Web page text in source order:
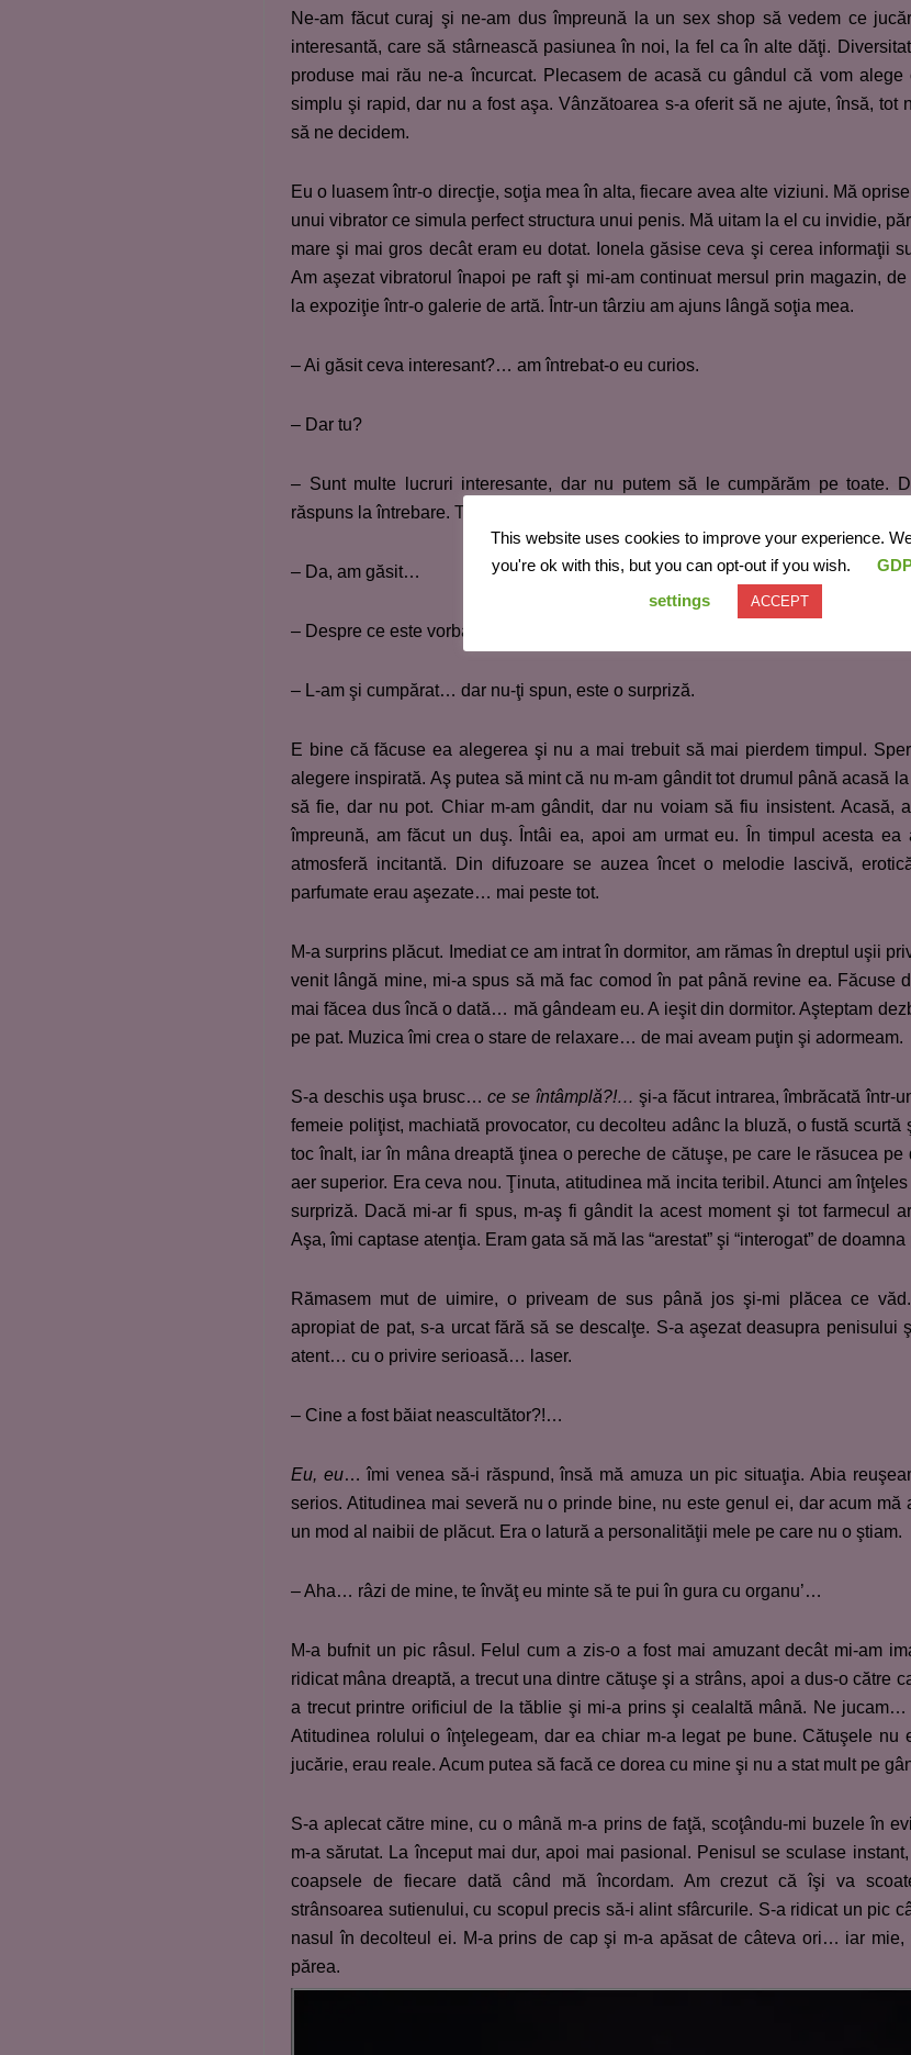
Ne-am făcut curaj şi ne-am dus împreună la un sex shop să vedem ce
interesantă, care să stârnească pasiunea în noi, la fel ca în alte dăţi.
produse mai rău ne-a încurcat. Plecasem de acasă cu gândul că vom alege
simplu şi rapid, dar nu a fost aşa. Vânzătoarea s-a oferit să ne ajute, însă, tot
să ne decidem.
Eu o luasem într-o direcţie, soţia mea în alta, fiecare avea alte viziuni. Mă
unui vibrator ce simula perfect structura unui penis. Mă uitam la el cu invidie,
mare şi mai gros decât eram eu dotat. Ionela găsise ceva şi cerea informaţii
Am aşezat vibratorul înapoi pe raft şi mi-am continuat mersul prin magazin, de
la expoziţie într-o galerie de artă. Într-un târziu am ajuns lângă soţia mea.
– Ai găsit ceva interesant?… am întrebat-o eu curios.
– Dar tu?
– Sunt multe lucruri interesante, dar nu putem să le cumpărăm pe toate.
răspuns la întrebare. Tu ai găsit ceva?
– Da, am găsit…
– Despre ce este vorba?
– L-am şi cumpărat… dar nu-ţi spun, este o surpriză.
E bine că făcuse ea alegerea şi nu a mai trebuit să mai pierdem timpul.
alegere inspirată. Aş putea să mint că nu m-am gândit tot drumul până acasă
să fie, dar nu pot. Chiar m-am gândit, dar nu voiam să fiu insistent. Acasă,
împreună, am făcut un duş. Întâi ea, apoi am urmat eu. În timpul acesta ea
atmosferă incitantă. Din difuzoare se auzea încet o melodie lascivă,
parfumate erau aşezate… mai peste tot.
M-a surprins plăcut. Imediat ce am intrat în dormitor, am rămas în dreptul uşii
venit lângă mine, mi-a spus să mă fac comod în pat până revine ea. Făcuse
mai făcea dus încă o dată… mă gândeam eu. A ieşit din dormitor. Aşteptam
pe pat. Muzica îmi crea o stare de relaxare… de mai aveam puţin şi adormeam.
S-a deschis uşa brusc…ce se întâmplă?!… şi-a făcut intrarea, îmbrăcată într-
femeie poliţist, machiată provocator, cu decolteu adânc la bluză, o fustă scurtă
toc înalt, iar în mâna dreaptă ţinea o pereche de cătuşe, pe care le răsucea pe
aer superior. Era ceva nou. Ţinuta, atitudinea mă incita teribil. Atunci am
surpriză. Dacă mi-ar fi spus, m-aş fi gândit la acest moment şi tot farmecul
Aşa, îmi captase atenţia. Eram gata să mă las “arestat” şi “interogat” de doamna
Rămasem mut de uimire, o priveam de sus până jos şi-mi plăcea ce
apropiat de pat, s-a urcat fără să se descalţe. S-a aşezat deasupra penisului
atent… cu o privire serioasă… laser.
– Cine a fost băiat neascultător?!…
Eu, eu… îmi venea să-i răspund, însă mă amuza un pic situaţia. Abia
serios. Atitudinea mai severă nu o prinde bine, nu este genul ei, dar acum mă
un mod al naibii de plăcut. Era o latură a personalităţii mele pe care nu o ştiam.
– Aha… râzi de mine, te învăţ eu minte să te pui în gura cu organu’…
M-a bufnit un pic râsul. Felul cum a zis-o a fost mai amuzant decât mi-am
ridicat mâna dreaptă, a trecut una dintre cătuşe şi a strâns, apoi a dus-o către
a trecut printre orificiul de la tăblie şi mi-a prins şi cealaltă mână. Ne jucam…
Atitudinea rolului o înţelegeam, dar ea chiar m-a legat pe bune. Cătuşele nu
jucărie, erau reale. Acum putea să facă ce dorea cu mine şi nu a stat mult pe
S-a aplecat către mine, cu o mână m-a prins de faţă, scoţându-mi buzele în
m-a sărutat. La început mai dur, apoi mai pasional. Penisul se sculase
coapsele de fiecare dată când mă încordam. Am crezut că îşi va
strânsoarea sutienului, cu scopul precis să-i alint sfârcurile. S-a ridicat un pic
nasul în decolteul ei. M-a prins de cap şi m-a apăsat de câteva ori… iar mie,
părea.
This website uses cookies to improve your experience.
you're ok with this, but you can opt-out if you wish.
settings
ACCEPT